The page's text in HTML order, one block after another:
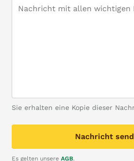
Sie erhalten eine Kopie dieser
Nachricht
Es gelten unsere AGB.